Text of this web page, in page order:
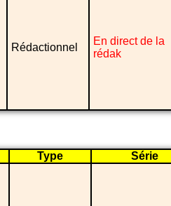
Rédactionnel
En direct de la
rédak
Type Série